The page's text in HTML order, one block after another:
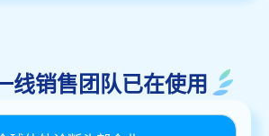
线销售团队已在使用